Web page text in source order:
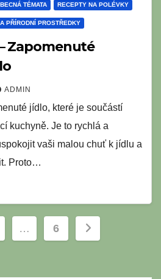
TÉMATA RECEPTY NA POLÉVKY
PŘÍRODNÍ PROSTŘEDKY
Zapomenuté
ADMIN
jídlo, které je součástí
kuchyně. Je to rychlá a
vaši malou chuť k jídlu a
Proto…
… 6